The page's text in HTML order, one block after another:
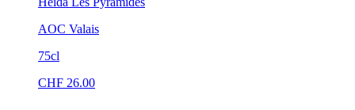
AOC Valais
75cl
CHF 26.00